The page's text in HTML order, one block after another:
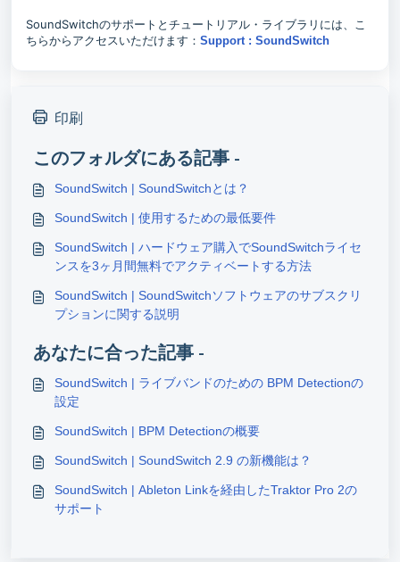
SoundSwitchのサポートとチュートリアル・ライブラリには、こ
ちらからアクセスいただけます： Support : SoundSwitch
印刷
このフォルダにある記事 -
SoundSwitch | SoundSwitchとは？
SoundSwitch | 使用するための最低要件
SoundSwitch | ハードウェア購入でSoundSwitchライセ
ンスを3ヶ月間無料でアクティベートする方法
SoundSwitch | SoundSwitchソフトウェアのサブスクリ
プションに関する説明
あなたに合った記事 -
SoundSwitch | ライブバンドのための BPM Detectionの
設定
SoundSwitch | BPM Detectionの概要
SoundSwitch | SoundSwitch 2.9 の新機能は？
SoundSwitch | Ableton Linkを経由したTraktor Pro 2の
サポート